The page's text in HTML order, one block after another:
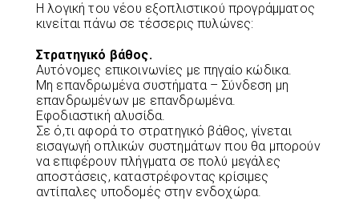
Η λογική του νέου εξοπλιστικού προγράμματος
κινείται πάνω σε τέσσερις πυλώνες:
Στρατηγικό βάθος.
Αυτόνομες επικοινωνίες με πηγαίο κώδικα.
Μη επανδρωμένα συστήματα – Σύνδεση μη
επανδρωμένων με επανδρωμένα.
Εφοδιαστική αλυσίδα.
Σε ό,τι αφορά το στρατηγικό βάθος, γίνεται
εισαγωγή οπλικών συστημάτων που θα μπορούν
να επιφέρουν πλήγματα σε πολύ μεγάλες
αποστάσεις, καταστρέφοντας κρίσιμες
αντίπαλες υποδομές στην ενδοχώρα.